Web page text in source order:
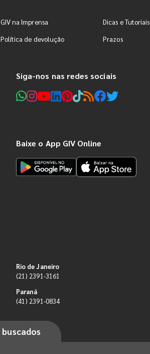
GIV na Imprensa Dicas e Tutoriais
Política de devolução Prazos
Siga-nos nas redes sociais
Baixe o App GIV Online
Rio de Janeiro
(21) 2391-3161
Paraná
(41) 2391-0834
buscados